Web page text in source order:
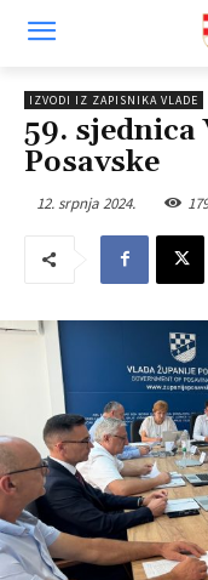
IZVODI IZ ZAPISNIKA VLADE
59. sjednica
Posavske
12. srpnja 2024.